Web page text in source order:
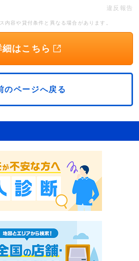
違反報告
内容や貸付条件と異なる場合があります。
細はこちら
のページへ戻る